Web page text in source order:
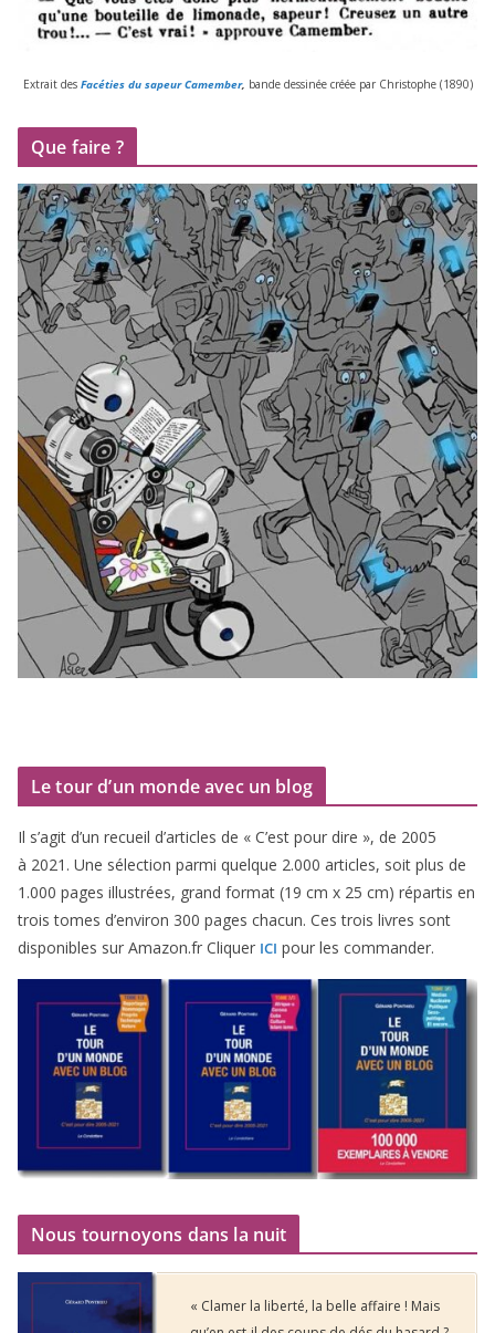
Extrait desFacéties du sapeur Camember, bande des­si­née créée par Christophe (1890)
Que faire ?
Le tour d’un monde avec un blog
Il s’agit d’un recueil d’ar­ticles de « C’est pour dire », de 2005
à 2021 . Une sélec­tion par­mi quelque 2.000 articles, soit plus de
1 .000 pages illus­trées, grand for­mat (19 cm x 25 cm) répar­tis en
trois tomes d’environ 300 pages cha­cun. Ces trois livres sont
dis­po­nibles sur Amazon​.fr Cliquer ICI pour les commander.
Nous tournoyons dans la nuit
« Clamer la liberté, la belle affaire ! Mais